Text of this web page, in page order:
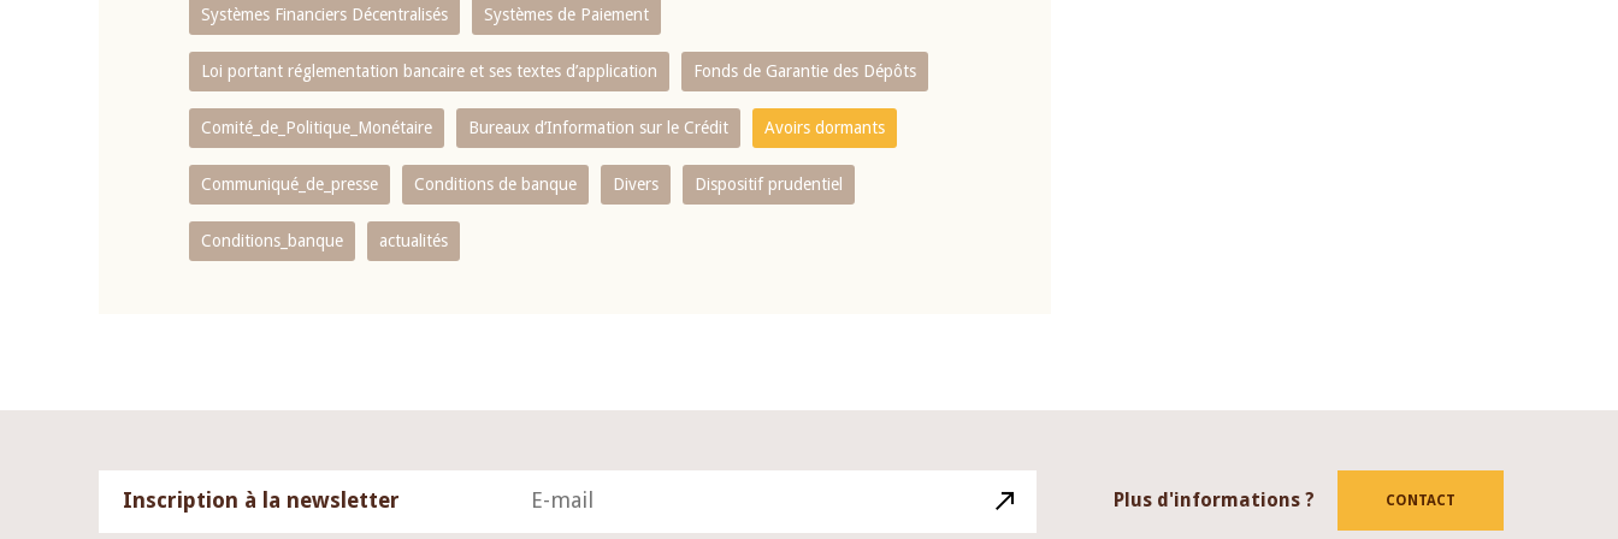
Systèmes Financiers Décentralisés Systèmes de Paiement
Loi portant réglementation bancaire et ses textes d’application Fonds de Garantie des Dépôts
Comité_de_Politique_Monétaire Bureaux d’Information sur le Crédit Avoirs dormants
Communiqué_de_presse Conditions de banque Divers Dispositif prudentiel
Conditions_banque actualités
Inscription à la newsletter Plus d'informations ? CONTACT